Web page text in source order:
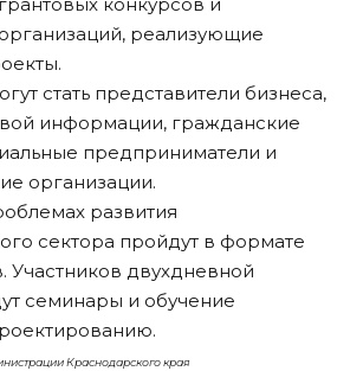
реализующие
стать представители бизнеса,
информации, гражданские
предприниматели и
организации.
развития
сектора пройдут в формате
Участников двухдневной
семинары и обучение
Краснодарского края